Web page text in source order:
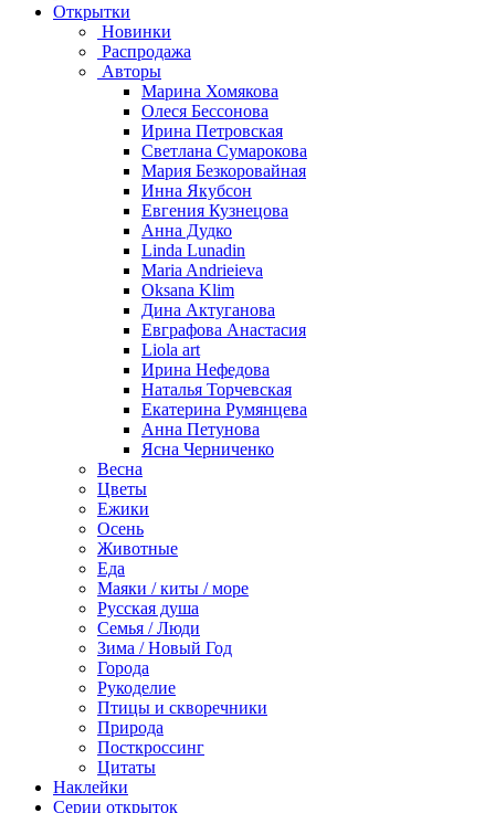
Открытки
Новинки
Распродажа
Авторы
Марина Хомякова
Олеся Бессонова
Ирина Петровская
Светлана Сумарокова
Мария Безкоровайная
Инна Якубсон
Евгения Кузнецова
Анна Дудко
Linda Lunadin
Maria Andrieieva
Oksana Klim
Дина Актуганова
Евграфова Анастасия
Liola art
Ирина Нефедова
Наталья Торчевская
Екатерина Румянцева
Анна Петунова
Ясна Черниченко
Весна
Цветы
Ежики
Осень
Животные
Еда
Маяки / киты / море
Русская душа
Семья / Люди
Зима / Новый Год
Города
Рукоделие
Птицы и скворечники
Природа
Посткроссинг
Цитаты
Наклейки
Серии открыток